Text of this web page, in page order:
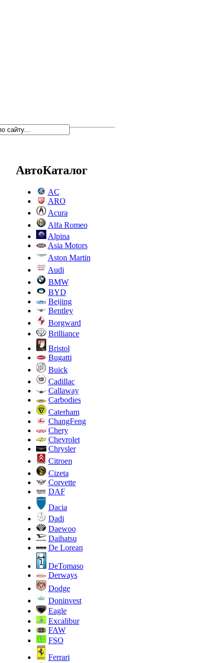
АвтоКаталог
AC
ARO
Acura
Alfa Romeo
Alpina
Asia Motors
Aston Martin
Audi
BMW
BYD
Beijing
Bentley
Borgward
Brilliance
Bristol
Bugatti
Buick
Cadillac
Callaway
Carbodies
Caterham
ChangFeng
Chery
Chevrolet
Chrysler
Citroen
Cizeta
Corvette
DAF
Dacia
Dadi
Daewoo
Daihatsu
De Lorean
DeTomaso
Derways
Dodge
Doninvest
Eagle
Excalibur
FAW
FSO
Ferrari